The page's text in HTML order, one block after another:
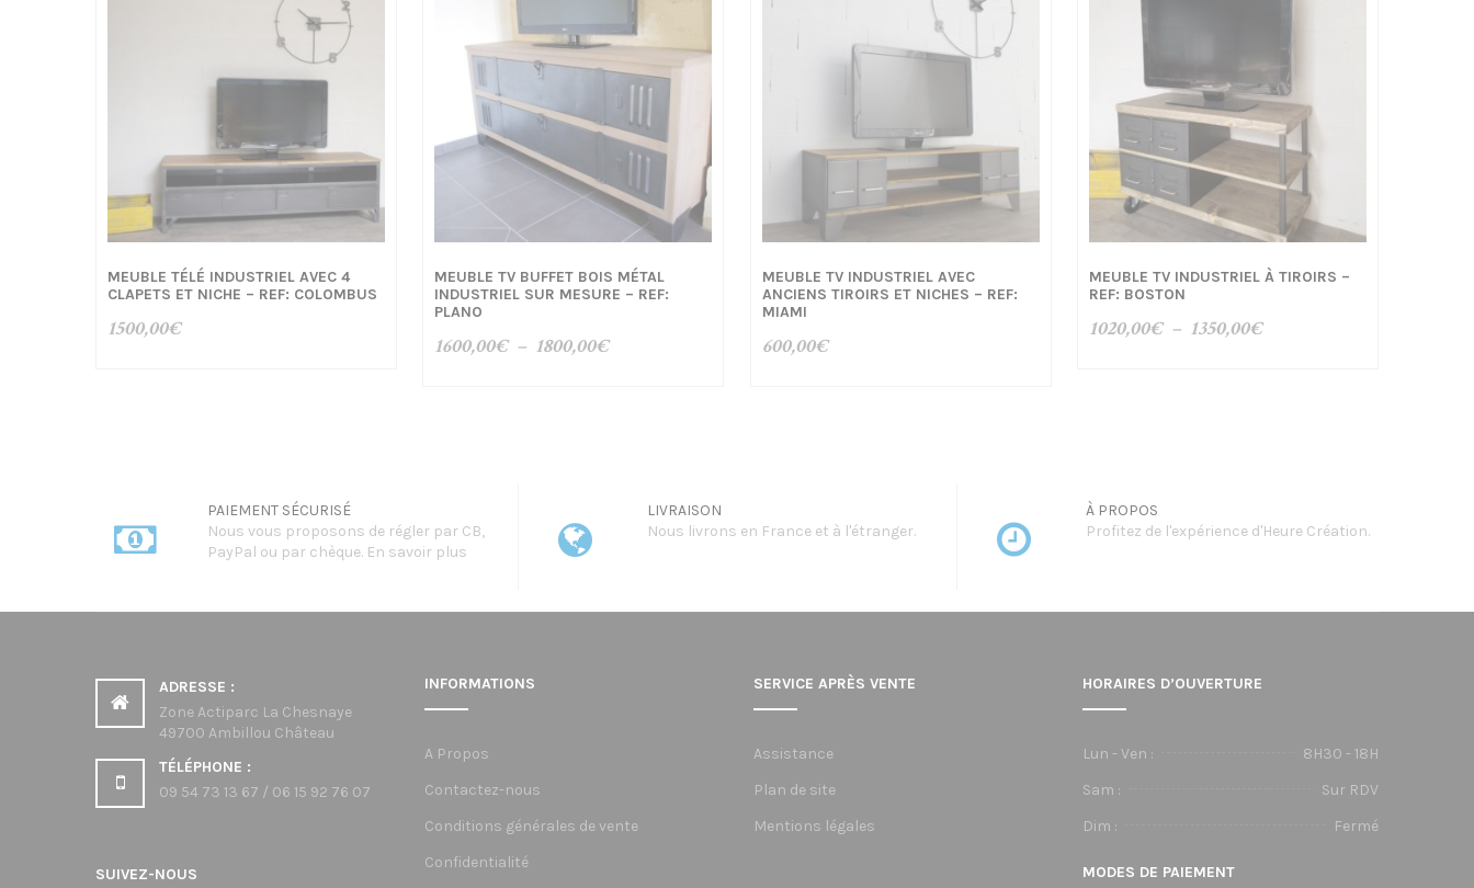
MEUBLE TÉLÉ INDUSTRIEL AVEC 4
CLAPETS ET NICHE – REF: COLOMBUS
1500,00€
MEUBLE TV BUFFET BOIS MÉTAL
INDUSTRIEL SUR MESURE – REF:
PLANO
1600,00€ – 1800,00€Plage
MEUBLE TV INDUSTRIEL AVEC
ANCIENS TIROIRS ET NICHES – REF:
MIAMI
600,00€
MEUBLE TV INDUSTRIEL À TIROIRS –
REF: BOSTON
1020,00€ – 1350,00€Plage
PAIEMENT SÉCURISÉ
Nous vous proposons de régler par CB,
PayPal ou par chèque. En savoir plus
LIVRAISON
Nous livrons en France et à l'étranger.
À PROPOS
Profitez de l'expérience d'Heure Création.
ADRESSE :
Zone Actiparc La Chesnaye
49700 Ambillou Château
TÉLÉPHONE :
09 54 73 13 67 / 06 15 92 76 07
SUIVEZ-NOUS
INFORMATIONS
A Propos
Contactez-nous
Conditions générales de vente
Confidentialité
SERVICE APRÈS VENTE
Assistance
Plan de site
Mentions légales
HORAIRES D’OUVERTURE
Lun - Ven :
8H30 - 18H
Sam :
Sur RDV
Dim :
Fermé
MODES DE PAIEMENT